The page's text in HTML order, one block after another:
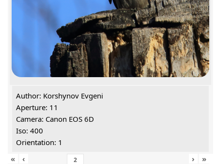
Author: Korshynov Evgeni
Aperture: 11
Camera: Canon EOS 6D
Iso: 400
Orientation: 1
«
‹ › »